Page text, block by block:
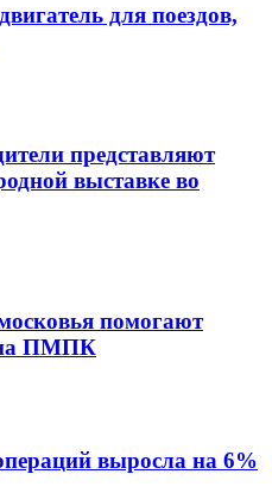
для поездов,
представляют
выставке во
помогают
на ПМПК
выросла на 6%